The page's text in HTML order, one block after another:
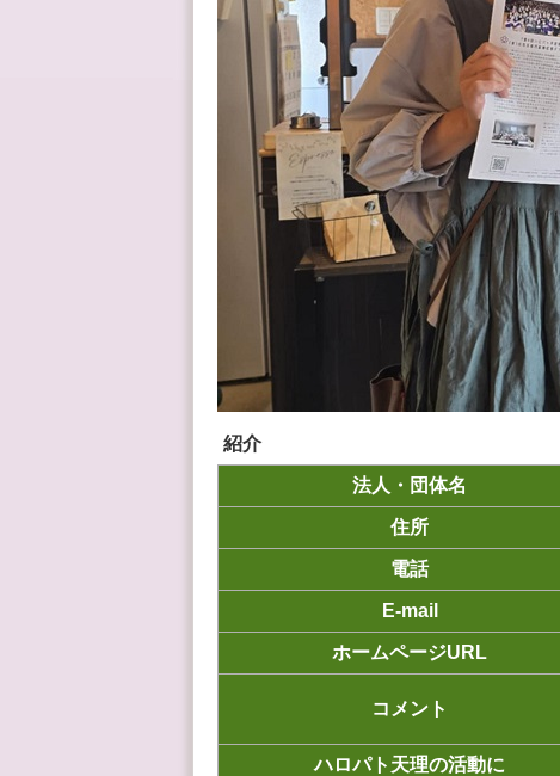
紹介
法人・団体名
住所
電話
E-mail
ホームページURL
コメント
ハロパト天理の活動に